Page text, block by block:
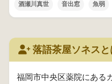
酒瀬川真世 音出窓 魚弱
落語茶屋ソネスと
福岡市中央区薬院にある